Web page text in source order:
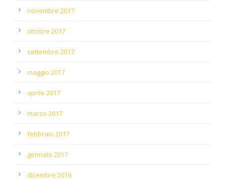
novembre 2017
ottobre 2017
settembre 2017
maggio 2017
aprile 2017
marzo 2017
febbraio 2017
gennaio 2017
dicembre 2016